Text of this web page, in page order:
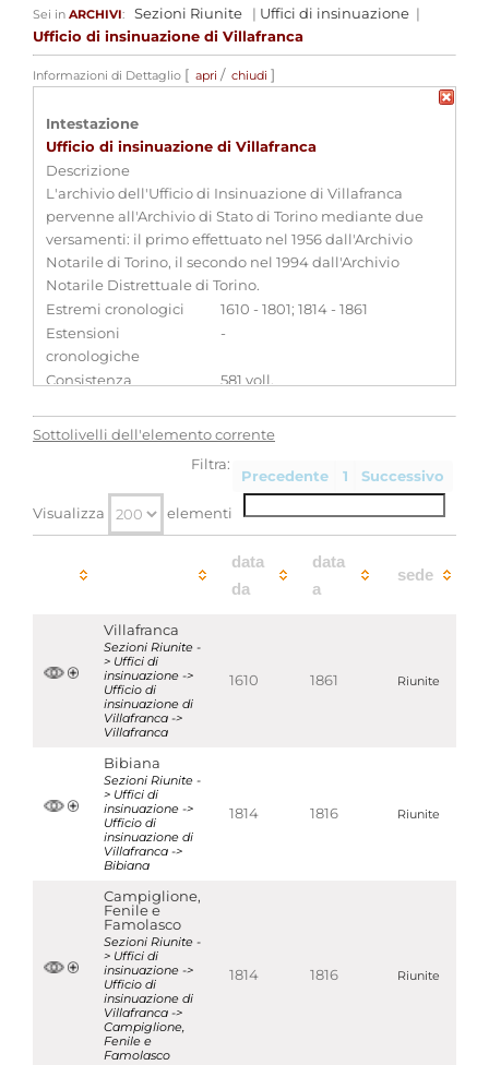
Sei in ARCHIVI: Sezioni Riunite | Uffici di insinuazione |
Ufficio di insinuazione di Villafranca
Informazioni di Dettaglio [ apri / chiudi ]
Intestazione
Ufficio di insinuazione di Villafranca
Descrizione
L'archivio dell'Ufficio di Insinuazione di Villafranca
pervenne all'Archivio di Stato di Torino mediante due
versamenti: il primo effettuato nel 1956 dall'Archivio
Notarile di Torino, il secondo nel 1994 dall'Archivio
Notarile Distrettuale di Torino.
Estremi cronologici
1610 - 1801; 1814 - 1861
Estensioni
cronologiche
-
Consistenza
581 voll.
Produttori di archivi associati
Ufficio di Insinuazione di Villafranca
Strumenti di ricerca associati
Aggregazioni associate al record corrente
Archivi di organi o uffici dello Stato - Uffici
statali preunitari - Uffici di Insinuazione
Temi
Notai
Parole chiave
Notai
registro
Localizzazioneassociata al record corrente
Visualizza tutte le unità archivistiche
Sottolivelli dell'elemento corrente
Precedente 1 Successivo
Visualizza elementi
Filtra:
data
da
data
a
sede
Villafranca
Sezioni Riunite -
> Uffici di
insinuazione ->
Ufficio di
insinuazione di
Villafranca ->
Villafranca
1610 1861 Riunite
Bibiana
Sezioni Riunite -
> Uffici di
insinuazione ->
Ufficio di
insinuazione di
Villafranca ->
Bibiana
1814 1816 Riunite
Campiglione,
Fenile e
Famolasco
Sezioni Riunite -
> Uffici di
insinuazione ->
Ufficio di
insinuazione di
Villafranca ->
Campiglione,
Fenile e
Famolasco
1814 1816 Riunite